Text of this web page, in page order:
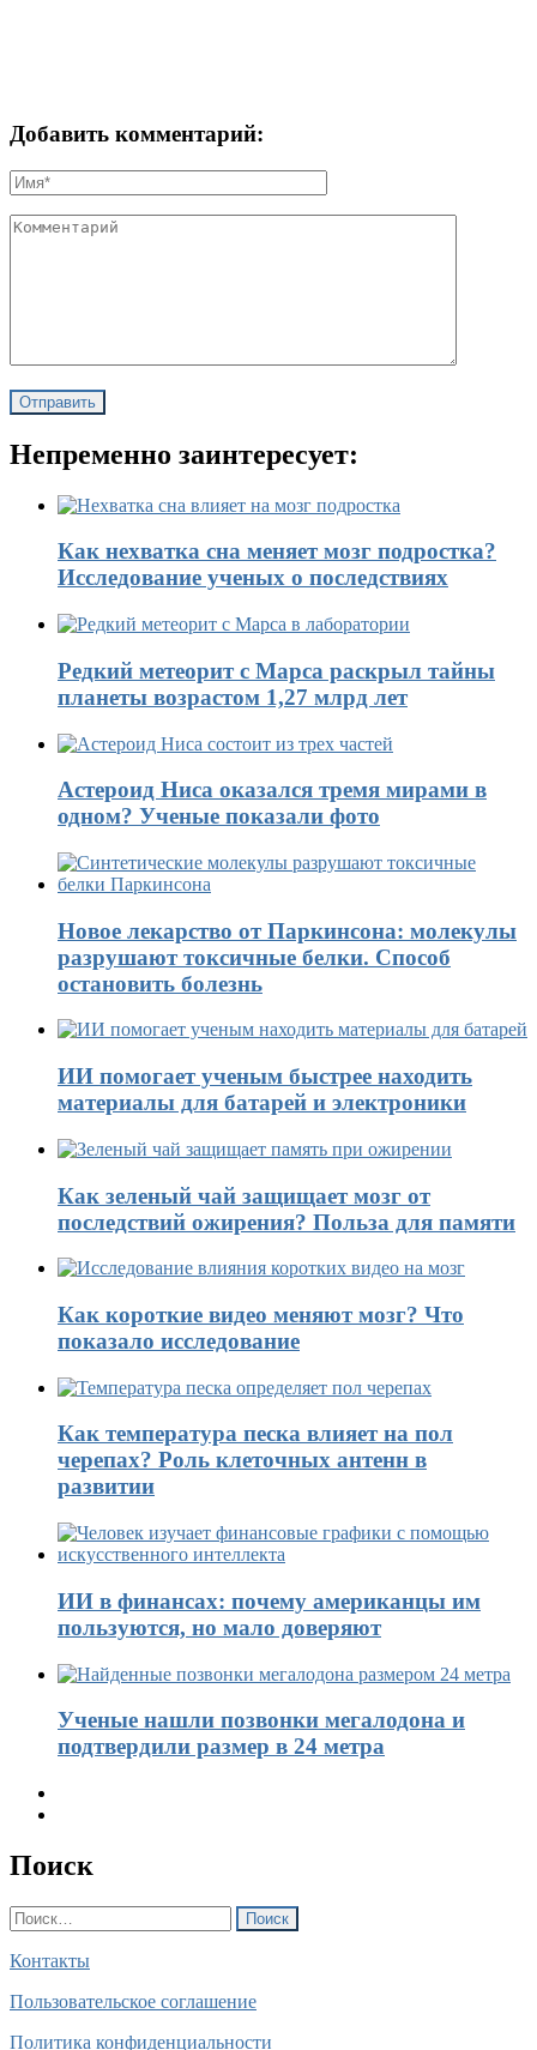
Добавить комментарий:
Непременно заинтересует:
Как нехватка сна меняет мозг подростка?
Исследование ученых о последствиях
Редкий метеорит с Марса раскрыл тайны
планеты возрастом 1,27 млрд лет
Астероид Ниса оказался тремя мирами в
одном? Ученые показали фото
Новое лекарство от Паркинсона: молекулы
разрушают токсичные белки. Способ
остановить болезнь
ИИ помогает ученым быстрее находить
материалы для батарей и электроники
Как зеленый чай защищает мозг от
последствий ожирения? Польза для памяти
Как короткие видео меняют мозг? Что
показало исследование
Как температура песка влияет на пол
черепах? Роль клеточных антенн в
развитии
ИИ в финансах: почему американцы им
пользуются, но мало доверяют
Ученые нашли позвонки мегалодона и
подтвердили размер в 24 метра
Поиск
Найти:
Контакты
Пользовательское соглашение
Политика конфиденциальности